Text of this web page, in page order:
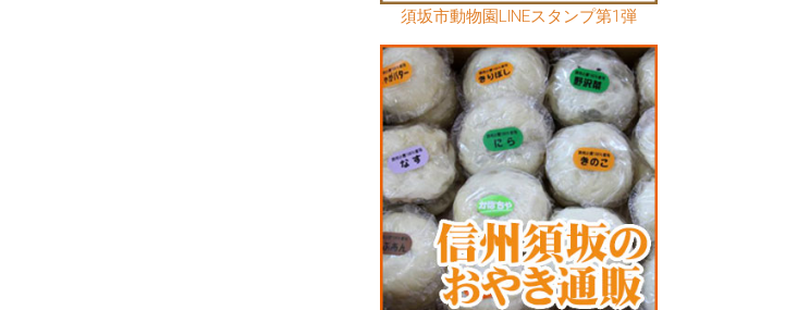
須坂市動物園LINEスタンプ第1弾